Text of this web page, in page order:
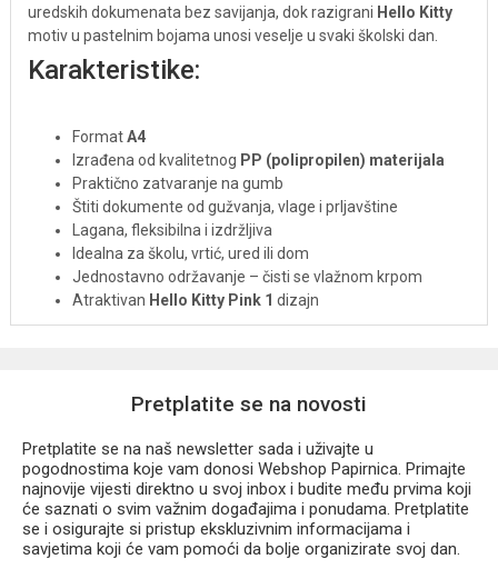
uredskih dokumenata bez savijanja, dok razigrani Hello Kitty
motiv u pastelnim bojama unosi veselje u svaki školski dan.
Karakteristike:
FormatA4
Izrađena od kvalitetnog PP (polipropilen) materijala
Praktično zatvaranje na gumb
Štiti dokumente od gužvanja, vlage i prljavštine
Lagana, fleksibilna i izdržljiva
Idealna za školu, vrtić, ured ili dom
Jednostavno održavanje – čisti se vlažnom krpom
Atraktivan Hello Kitty Pink 1 dizajn
Službeno licencirani proizvod
uredno organizirani i zaštićeni.
Pretplatite se na novosti
Pretplatite se na naš newsletter sada i uživajte u
pogodnostima koje vam donosi Webshop Papirnica. Primajte
najnovije vijesti direktno u svoj inbox i budite među prvima koji
će saznati o svim važnim događajima i ponudama. Pretplatite
se i osigurajte si pristup ekskluzivnim informacijama i
savjetima koji će vam pomoći da bolje organizirate svoj dan.